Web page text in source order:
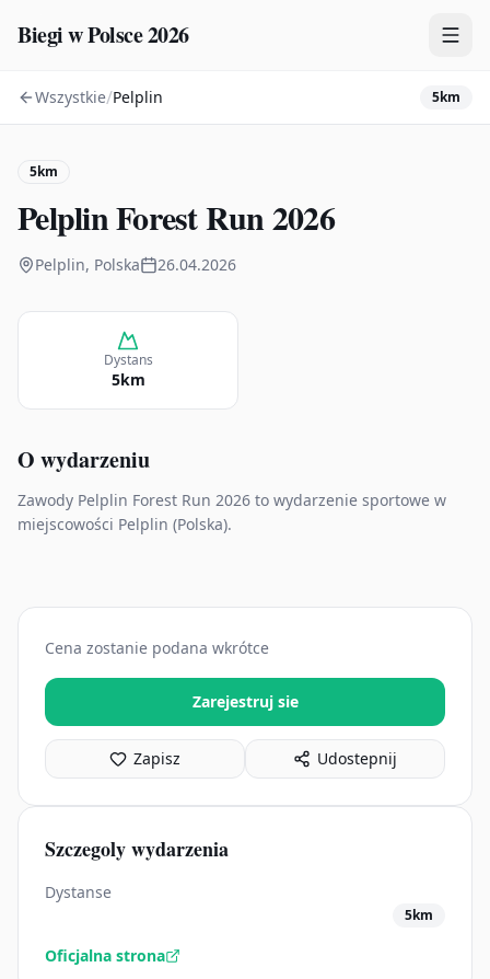
Biegi w Polsce 2026
Zawody
Kalendarz
Wszystkie/Pelplin 5km
5km
Pelplin Forest Run 2026
Pelplin, Polska 26.04.2026
Dystans
5km
O wydarzeniu
Zawody Pelplin Forest Run 2026 to wydarzenie sportowe w
miejscowości Pelplin (Polska).
Cena zostanie podana wkrótce
Zarejestruj sie
Zapisz Udostepnij
Szczegoly wydarzenia
Dystanse
5km
Oficjalna strona